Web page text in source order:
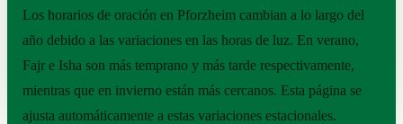
Los horarios de oración en Pforzheim cambian a lo largo del
año debido a las variaciones en las horas de luz. En verano,
Fajr e Isha son más temprano y más tarde respectivamente,
mientras que en invierno están más cercanos. Esta página se
ajusta automáticamente a estas variaciones estacionales.